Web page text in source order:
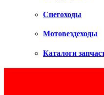
Снегоходы
Мотовездеходы
Каталоги